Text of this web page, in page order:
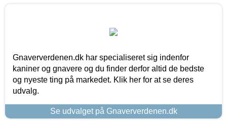
Gnaververdenen.dk har specialiseret sig indenfor
kaniner og gnavere og du finder derfor altid de bedste
og nyeste ting på markedet. Klik her for at se deres
udvalg.
Se udvalget på Gnaververdenen.dk